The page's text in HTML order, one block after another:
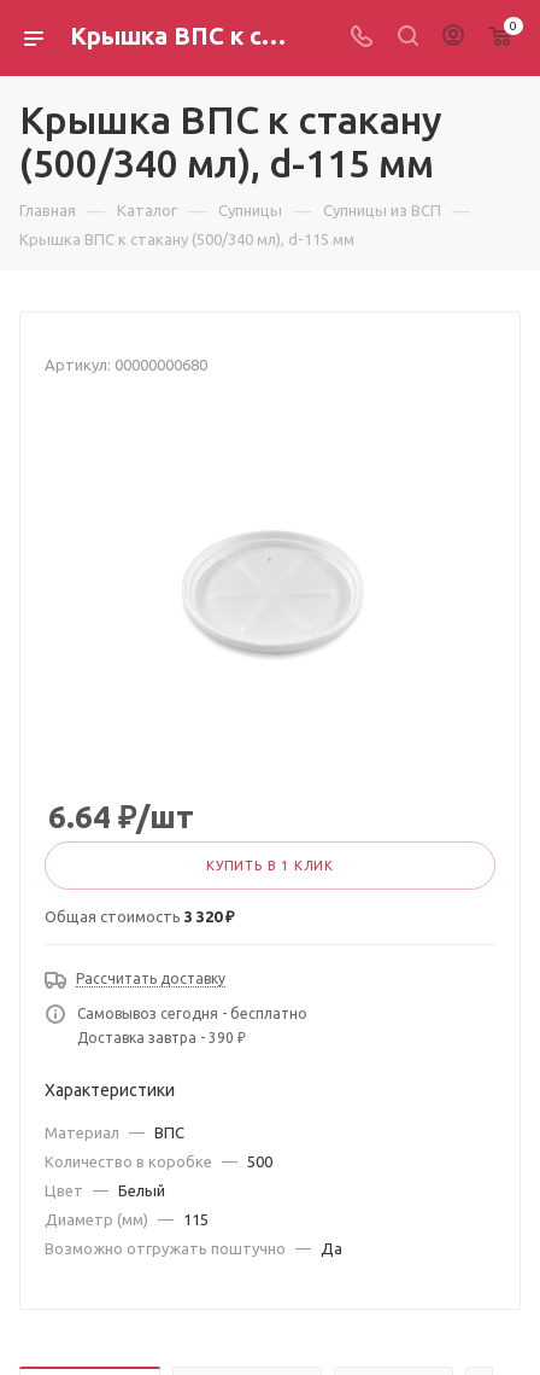
Крышка ВПС к стакану (500/340 мл), d-115 мм 0
Крышка ВПС к стакану
(500/340 мл), d-115 мм
Главная — Каталог — Супницы — Супницы из ВСП —
Крышка ВПС к стакану (500/340 мл), d-115 мм
Артикул: 00000000680
6.64 ₽/шт
КУПИТЬ В 1 КЛИК
Общая стоимость 3 320 ₽
Рассчитать доставку
Самовывоз сегодня - бесплатно
Доставка завтра - 390 ₽
Характеристики
Материал — ВПС
Количество в коробке
— 500
Цвет
— Белый
Диаметр (мм)
—
115
Возможно отгружать поштучно
— Да